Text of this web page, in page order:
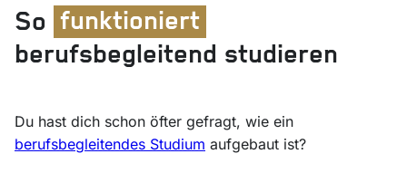
So funktioniert
berufsbegleitend studieren
Du hast dich schon öfter gefragt, wie ein
berufsbegleitendes Studium aufgebaut ist?